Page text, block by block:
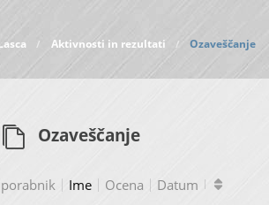
/ Aktivnosti in rezultati / Ozaveščanje
Ozaveščanje
Ime Ocena Datum